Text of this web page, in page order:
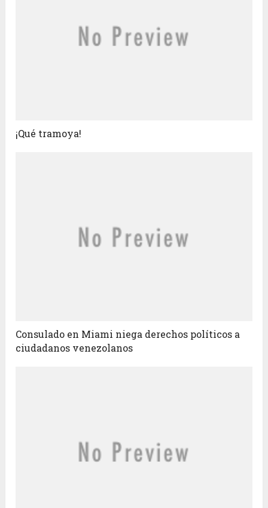
¡Qué tramoya!
Consulado en Miami niega derechos políticos a
ciudadanos venezolanos